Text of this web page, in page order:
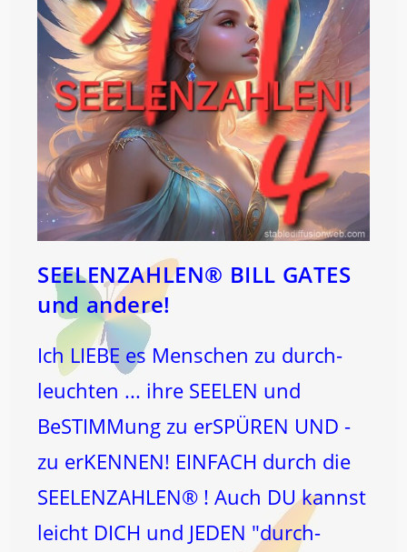
SEELENZAHLEN® BILL GATES
und andere!
Ich LIEBE es Menschen zu durch-
leuchten ... ihre SEELEN und
BeSTIMMung zu erSPÜREN UND -
zu erKENNEN! EINFACH durch die
SEELENZAHLEN® ! Auch DU kannst
leicht DICH und JEDEN "durch-